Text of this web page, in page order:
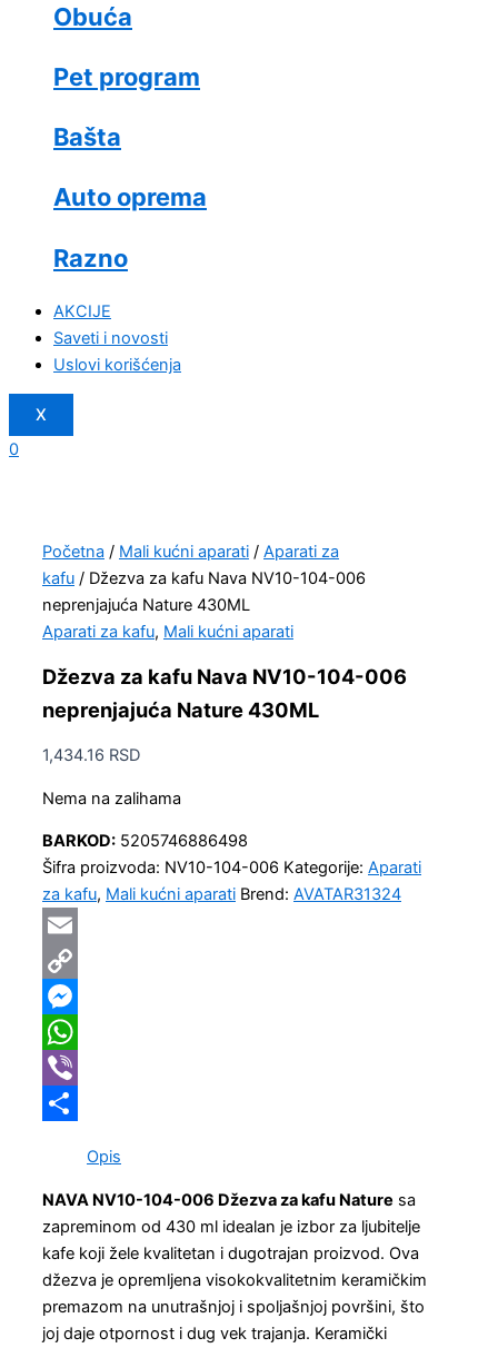
Obuća
Pet program
Bašta
Auto oprema
Razno
AKCIJE
Saveti i novosti
Uslovi korišćenja
X
0
Početna / Mali kućni aparati / Aparati za
kafu / Džezva za kafu Nava NV10-104-006
neprenjajuća Nature 430ML
Aparati za kafu, Mali kućni aparati
Džezva za kafu Nava NV10-104-006
neprenjajuća Nature 430ML
1,434.16 RSD
Nema na zalihama
BARKOD: 5205746886498
Šifra proizvoda: NV10-104-006 Kategorije: Aparati
za kafu, Mali kućni aparati Brend: AVATAR31324
Email
Copy
Link
Messenger
WhatsApp
Viber
Opis
NAVA NV10-104-006 Džezva za kafu Nature sa
zapreminom od 430 ml idealan je izbor za ljubitelje
kafe koji žele kvalitetan i dugotrajan proizvod. Ova
džezva je opremljena visokokvalitetnim keramičkim
premazom na unutrašnjoj i spoljašnjoj površini, što
joj daje otpornost i dug vek trajanja. Keramički